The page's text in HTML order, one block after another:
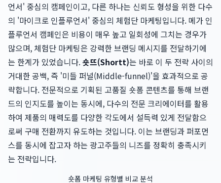
언서' 중심의 캠페인이고, 다른 하나는 신뢰도 형성을 위한 다수
의 '마이크로 인플루언서' 중심의 체험단 마케팅입니다. 메가 인
플루언서 캠페인은 비용이 매우 높고 일회성에 그치는 경우가
많으며, 체험단 마케팅은 강력한 브랜딩 메시지를 전달하기에
는 한계가 있었습니다.숏뜨(Shortt)는 바로 이 두 전략 사이의
거대한 공백, 즉 '미들 퍼널(Middle-funnel)'을 효과적으로 공
략합니다. 전문적으로 기획된 고품질 숏폼 콘텐츠를 통해 브랜
드의 인지도를 높이는 동시에, 다수의 전문 크리에이터를 활용
하여 제품의 매력도를 다양한 각도에서 설득력 있게 전달함으
로써 구매 전환까지 유도하는 것입니다. 이는 브랜딩과 퍼포먼
스를 동시에 잡고자 하는 광고주들의 니즈를 정확히 충족시키
는 전략입니다.
숏폼 마케팅 유형별 비교 분석